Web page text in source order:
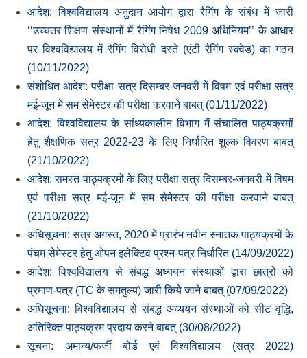
आदेश: विश्‍वविद्यालय अनुदान आयोग द्वारा रैगिंग के संबंध में जारी
‘‘उच्‍चतर शिक्षण संस्‍थानों में रैगिंग निषेध 2009 अधिनियम’’ के आधार
पर विश्‍वविद्यालय में रैगिंग विरोधी दस्‍ते (एंटी रैगिंग स्‍क्‍वेड) का गठन
(10/11/2022)
संशोधित आदेश: परीक्षा सत्र दिसम्‍बर-जनवरी में विषम एवं परीक्षा सत्र
मई-जून में सम सेमेस्‍टर की परीक्षा करवाने बाबत् (01/11/2022)
आदेश: विश्‍वविद्यालय के सांध्‍यकालीन विभाग में संचालित पाठ्यक्रमों
हेतु शैक्षणिक सत्र 2022-23 के लिए निर्धारित शुल्‍क विवरण बाबत्
(21/10/2022)
आदेश: समस्‍त पाठ्यक्रमों के लिए परीक्षा सत्र दिसम्‍बर-जनवरी में विषम
एवं परीक्षा सत्र मई-जून में सम सेमेस्‍टर की परीक्षा करवाने बाबत्
(21/10/2022)
अधिसूचना: सत्र अगस्‍त, 2020 में प्रारंभ नवीन स्‍नातक पाठ्यक्रमों के
पंचम सेमेस्‍टर हेतु ओपन इलेक्टिव प्रश्‍न-पत्र निर्धारित (14/09/2022)
आदेश: विश्‍वविद्यालय से संबद्ध अध्‍ययन संस्‍थाओं द्वारा छात्रों को
प्रमाण-पत्र (TC के समतुल्‍य) जारी किये जाने बाबत् (07/09/2022)
अधिसूचना: विश्‍वविद्यालय से संबद्ध अध्‍ययन संस्‍थाओं को सीट वृद्धि,
अतिरिक्‍त पाठ्यक्रम प्रदाय करने बाबत् (30/08/2022)
सूचना: अमान्‍य/फर्जी बोर्ड एवं विश्‍वविद्यालय (सत्र 2022)